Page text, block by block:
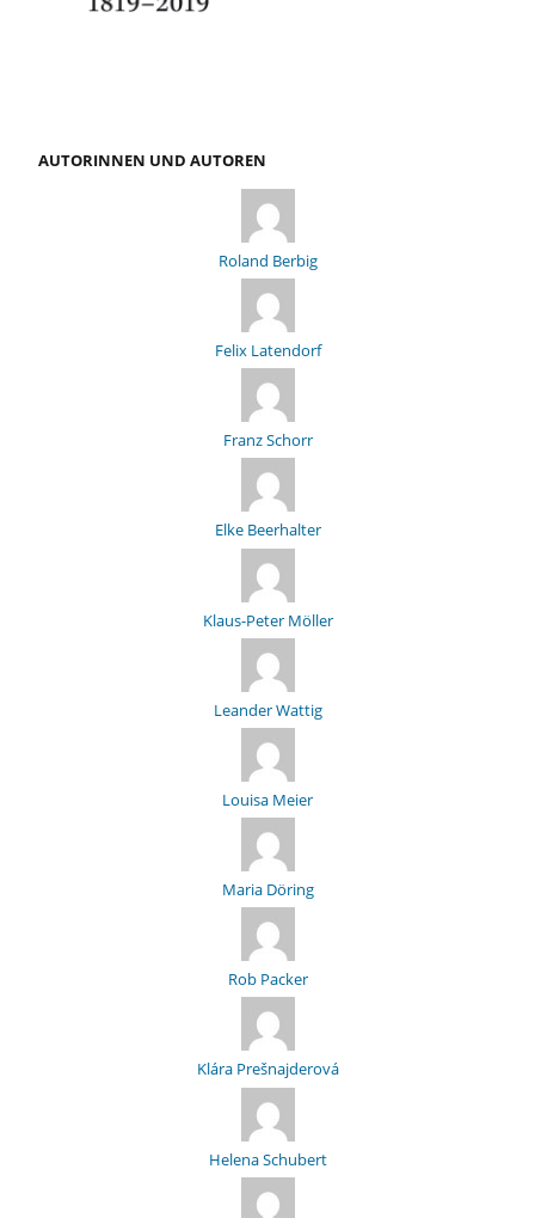
AUTORINNEN UND AUTOREN
Roland Berbig
Felix Latendorf
Franz Schorr
Elke Beerhalter
Klaus-Peter Möller
Leander Wattig
Louisa Meier
Maria Döring
Rob Packer
Klára Prešnajderová
Helena Schubert